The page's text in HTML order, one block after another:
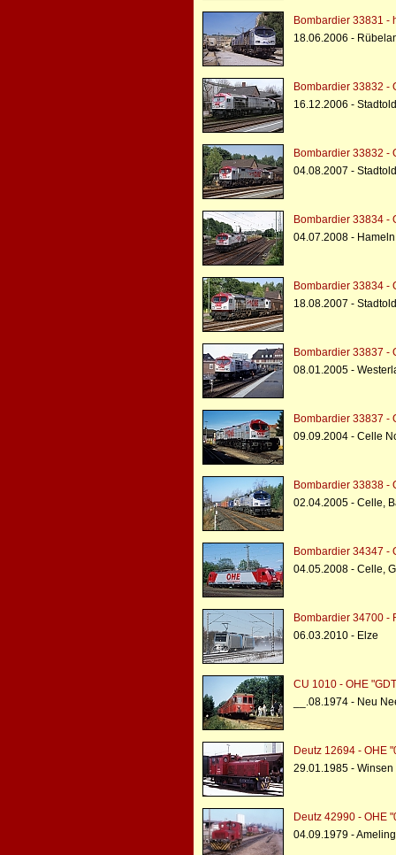
Bombardier 33831 -
18.06.2006 -
Bombardier 33832 -
16.12.2006 -
Bombardier 33832 -
04.08.2007 -
Bombardier 33834 -
04.07.2008 - Hameln
Bombardier 33834 -
18.08.2007 -
Bombardier 33837 -
08.01.2005 -
Bombardier 33837 -
09.09.2004 - Celle
Bombardier 33838 -
02.04.2005 - Celle,
Bombardier 34347 -
04.05.2008 - Celle,
Bombardier 34700 -
06.03.2010 - Elze
CU 1010 - OHE
__.08.1974 - Neu
Deutz 12694 - OHE
29.01.1985 -
Deutz 42990 - OHE
04.09.1979 -